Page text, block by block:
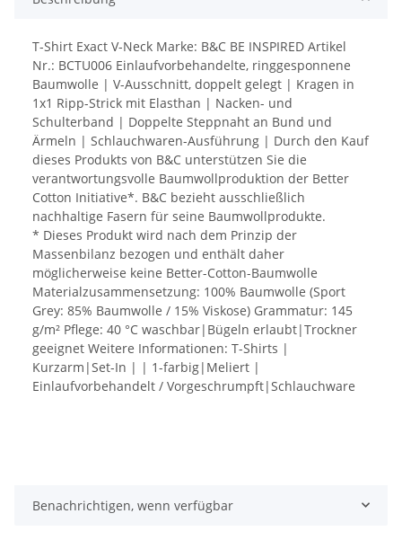
T-Shirt Exact V-Neck Marke: B&C BE INSPIRED Artikel
Nr.: BCTU006 Einlaufvorbehandelte, ringgesponnene
Baumwolle | V-Ausschnitt, doppelt gelegt | Kragen in
1x1 Ripp-Strick mit Elasthan | Nacken- und
Schulterband | Doppelte Steppnaht an Bund und
Ärmeln | Schlauchwaren-Ausführung | Durch den Kauf
dieses Produkts von B&C unterstützen Sie die
verantwortungsvolle Baumwollproduktion der Better
Cotton Initiative*. B&C bezieht ausschließlich
nachhaltige Fasern für seine Baumwollprodukte.
* Dieses Produkt wird nach dem Prinzip der
Massenbilanz bezogen und enthält daher
möglicherweise keine Better-Cotton-Baumwolle
Materialzusammensetzung: 100% Baumwolle (Sport
Grey: 85% Baumwolle / 15% Viskose) Grammatur: 145
g/m² Pflege: 40 °C waschbar|Bügeln erlaubt|Trockner
geeignet Weitere Informationen: T-Shirts |
Kurzarm|Set-In | | 1-farbig|Meliert |
Einlaufvorbehandelt / Vorgeschrumpft|Schlauchware
Benachrichtigen, wenn verfügbar